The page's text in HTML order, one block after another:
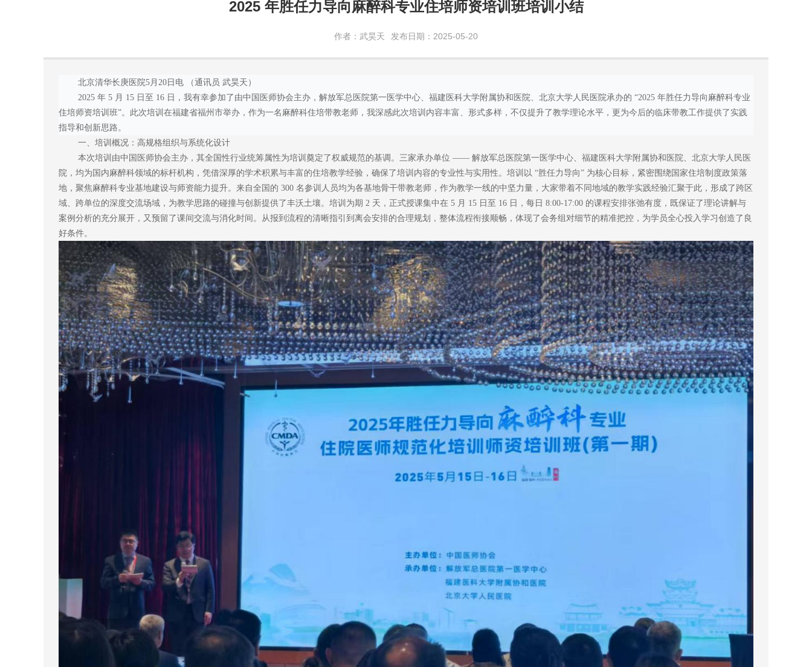
2025 年胜任力导向麻醉科专业住培师资培训班培训小结
作者：武昊天 发布日期：2025-05-20
北京清华长庚医院5月20日电 （通讯员 武昊天）
2025 年 5 月 15 日至 16 日，我有幸参加了由中国医师协会主办，解放军总医院第一医学中心、福建医科大学附属协和医院、北京大学人民医院承办的 “2025 年胜任力导向麻醉科专业
住培师资培训班”。此次培训在福建省福州市举办，作为一名麻醉科住培带教老师，我深感此次培训内容丰富、形式多样，不仅提升了教学理论水平，更为今后的临床带教工作提供了实践
指导和创新思路。
一、培训概况：高规格组织与系统化设计
本次培训由中国医师协会主办，其全国性行业统筹属性为培训奠定了权威规范的基调。三家承办单位 —— 解放军总医院第一医学中心、福建医科大学附属协和医院、北京大学人民医
院，均为国内麻醉科领域的标杆机构，凭借深厚的学术积累与丰富的住培教学经验，确保了培训内容的专业性与实用性。培训以 “胜任力导向” 为核心目标，紧密围绕国家住培制度政策落
地，聚焦麻醉科专业基地建设与师资能力提升。来自全国的 300 名参训人员均为各基地骨干带教老师，作为教学一线的中坚力量，大家带着不同地域的教学实践经验汇聚于此，形成了跨区
域、跨单位的深度交流场域，为教学思路的碰撞与创新提供了丰沃土壤。培训为期 2 天，正式授课集中在 5 月 15 日至 16 日，每日 8:00-17:00 的课程安排张弛有度，既保证了理论讲解与
案例分析的充分展开，又预留了课间交流与消化时间。从报到流程的清晰指引到离会安排的合理规划，整体流程衔接顺畅，体现了会务组对细节的精准把控，为学员全心投入学习创造了良
好条件。